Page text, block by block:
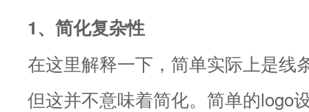
1、简化复杂性
在这里解释一下，简单实际上是线
但这并不意味着简化。简单的logo